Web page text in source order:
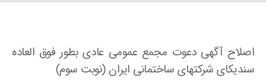
اصلاح آگهی دعوت مجمع عمومی عادی بطور فوق العاده
سندیکای شرکتهای ساختمانی ایران (نوبت سوم)